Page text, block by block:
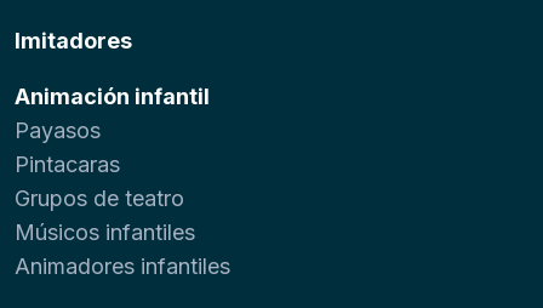
Imitadores
Animación infantil
Payasos
Pintacaras
Grupos de teatro
Músicos infantiles
Animadores infantiles